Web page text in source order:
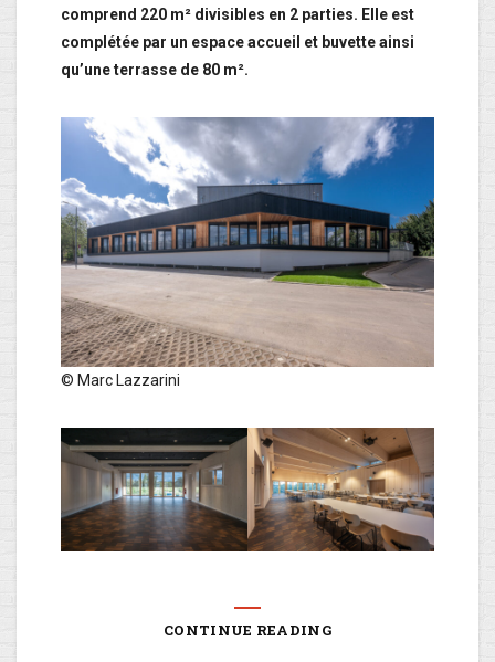
comprend 220 m² divisibles en 2 parties. Elle est
complétée par un espace accueil et buvette ainsi
qu’une terrasse de 80 m².
© Marc Lazzarini
CONTINUE READING